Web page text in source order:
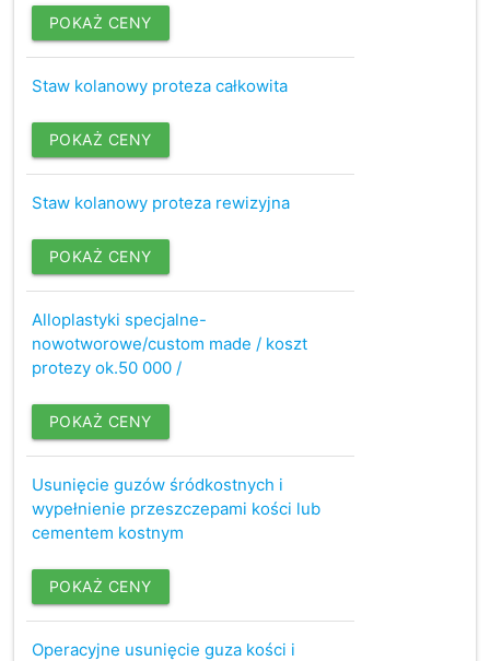
POKAŻ CENY
Staw kolanowy proteza całkowita
POKAŻ CENY
Staw kolanowy proteza rewizyjna
POKAŻ CENY
Alloplastyki specjalne-
nowotworowe/custom made / koszt
protezy ok.50 000 /
POKAŻ CENY
Usunięcie guzów śródkostnych i
wypełnienie przeszczepami kości lub
cementem kostnym
POKAŻ CENY
Operacyjne usunięcie guza kości i